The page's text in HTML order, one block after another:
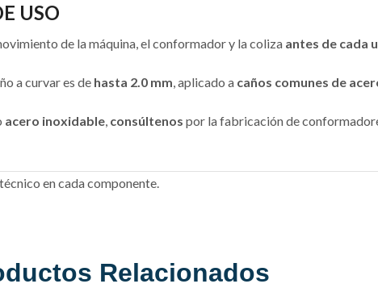
USO
de la máquina, el conformador y la coliza antes de cada
a curvar es de hasta 2.0 mm, aplicado a caños comunes de
acero inoxidable, consúltenos por la fabricación de
en cada componente.
Relacionados